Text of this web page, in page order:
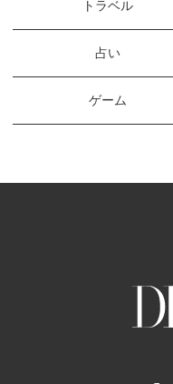
トラベル
占い
ゲーム